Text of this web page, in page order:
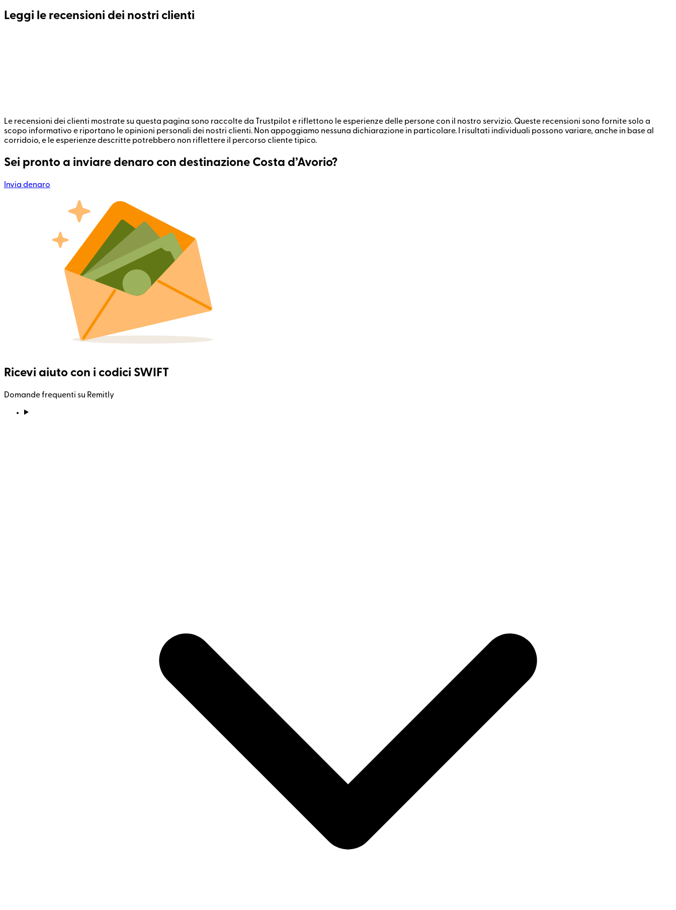
Leggi le recensioni dei nostri clienti
Le recensioni dei clienti mostrate su questa pagina sono raccolte da Trustpilot e riflettono le esperienze delle persone con il nostro servizio. Queste recensioni sono fornite solo a
scopo informativo e riportano le opinioni personali dei nostri clienti. Non appoggiamo nessuna dichiarazione in particolare. I risultati individuali possono variare, anche in base al
corridoio, e le esperienze descritte potrebbero non riflettere il percorso cliente tipico.
Sei pronto a inviare denaro con destinazione Costa d’Avorio?
Invia denaro
Ricevi aiuto con i codici SWIFT
Domande frequenti su Remitly